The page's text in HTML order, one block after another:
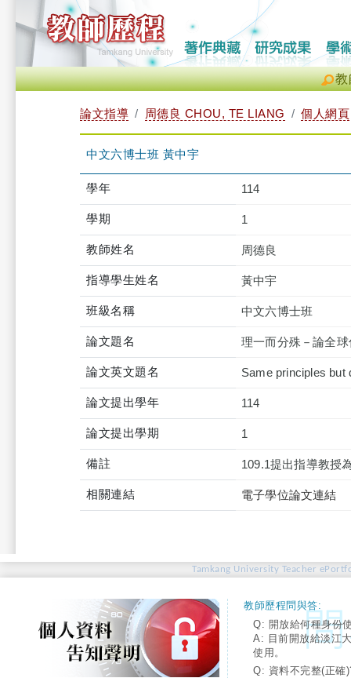
教
論文指導 周德良 CHOU, TE LIANG 個人網頁
中文六博士班 黃中宇
學年 114
學期 1
教師姓名 周德良
指導學生姓名 黃中宇
班級名稱 中文六博士班
論文題名 理一而分殊－論全
論文英文題名 Same principles but
論文提出學年 114
論文提出學期 1
備註 109.1提出指導教授
相關連結 電子學位論文連結
Tamkang University Teacher
教師歷程問與答:
Q: 開放給何種身份
A: 目前開放給淡江
使用。
Q: 資料不完整(正確